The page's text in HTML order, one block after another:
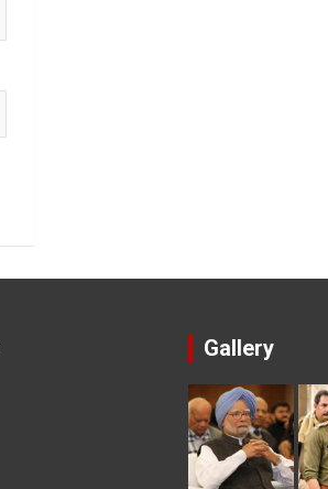
Gallery